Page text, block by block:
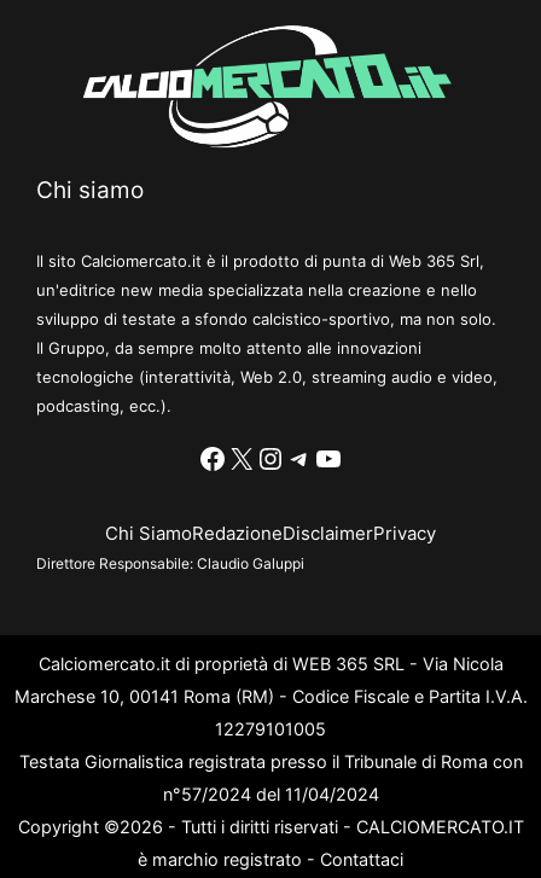
Chi siamo
Il sito Calciomercato.it è il prodotto di punta di Web 365 Srl,
un'editrice new media specializzata nella creazione e nello
sviluppo di testate a sfondo calcistico-sportivo, ma non solo.
Il Gruppo, da sempre molto attento alle innovazioni
tecnologiche (interattività, Web 2.0, streaming audio e video,
podcasting, ecc.).
Facebook
X Instagram
Telegram
YouTube
Chi SiamoRedazioneDisclaimerPrivacy
Direttore Responsabile: Claudio Galuppi
Calciomercato.it di proprietà di WEB 365 SRL - Via Nicola
Marchese 10, 00141 Roma (RM) - Codice Fiscale e Partita I.V.A.
12279101005
Testata Giornalistica registrata presso il Tribunale di Roma con
n°57/2024 del 11/04/2024
Copyright ©2026 - Tutti i diritti riservati - CALCIOMERCATO.IT
è marchio registrato - Contattaci